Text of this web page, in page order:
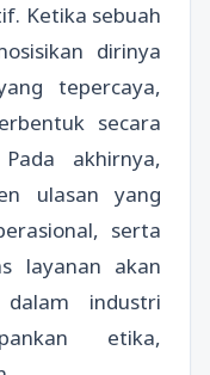
Ketika sebuah
dirinya
tepercaya,
secara
akhirnya,
ulasan yang
serta
layanan akan
industri
etika,